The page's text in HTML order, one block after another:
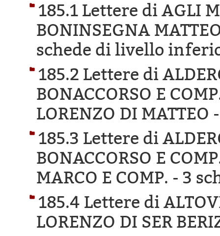
185.1 Lettere di AGLI
BONINSEGNA
schede di livello
185.2 Lettere di
BONACCORSO E
LORENZO DI MATTEO
185.3 Lettere di
BONACCORSO E
MARCO E COMP. - 3
185.4 Lettere di
LORENZO DI SER